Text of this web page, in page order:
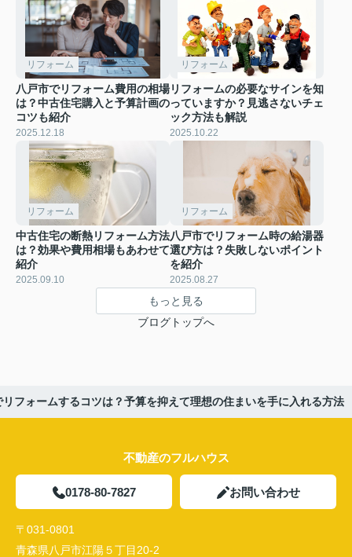
リフォーム
八戸市でリフォーム費用の相場
は？中古住宅購入と予算計画の
コツも紹介
2025.12.18
リフォーム
リフォームの必要なサインを知
っていますか？見逃さないチェ
ック方法も解説
2025.10.22
リフォーム
中古住宅の断熱リフォーム方法
は？効果や費用相場もあわせて
紹介
2025.09.10
リフォーム
八戸市でリフォーム時の給湯器
選び方は？失敗しないポイント
を紹介
2025.08.27
もっと見る
ブログトップへ
フォームするコツは？予算を抑えて理想の住まいを手に入れる方法
不動産のフルハウス
0178-80-7827 お問い合わせ
〒031-0801
青森県八戸市江陽５丁目20-2